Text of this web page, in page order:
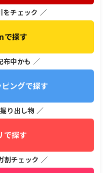
をチェック ／
で探す
布中かも ／
ングで探す
り出し物 ／
で探す
割チェック ／